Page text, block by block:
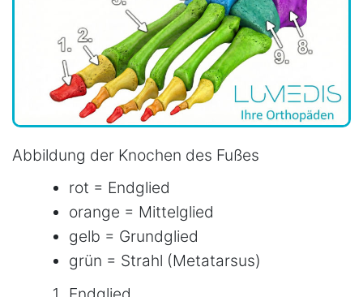
Abbildung der Knochen des Fußes
rot = Endglied
orange = Mittelglied
gelb = Grundglied
grün = Strahl (Metatarsus)